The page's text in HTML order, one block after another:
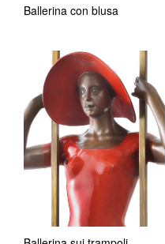
Ballerina con blusa